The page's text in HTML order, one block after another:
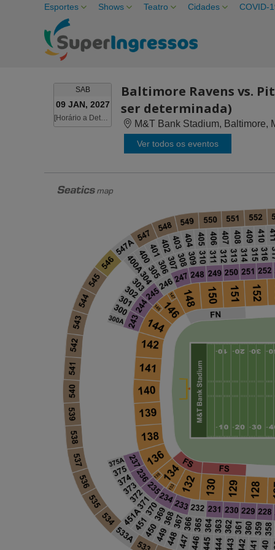
Esportes Shows Teatro Cidades COVID-
SABSÁBADO
09 JAN, 2027
[Horário a Determinar] [Horário a Determinar]
Baltimore Ravens vs.
ser determinada)
M&T Bank Stadium, Baltimore,
Ver todos os eventos